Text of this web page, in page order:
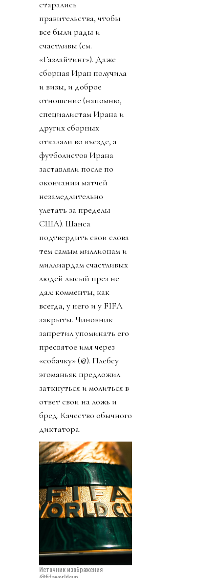
старались
правительства, чтобы
все были рады и
счастливы (см.
«Газлайтинг»). Даже
сборная Иран получила
и визы, и доброе
отношение (напомню,
специалистам Ирана и
других сборных
отказали во въезде, а
футболистов Ирана
заставляли после по
окончании матчей
незамедлительно
улетать за пределы
США). Шанса
подтвердить свои слова
тем самым миллионам и
миллиардам счастливых
людей лысый през не
дал: комменты, как
всегда, у него и у FIFA
закрыты. Чиновник
запретил упоминать его
пресвятое имя через
«собачку» (@). Плебсу
эгоманьяк предложил
заткнуться и молиться в
ответ свои на ложь и
бред. Качество обычного
диктатора.
Источник изображения